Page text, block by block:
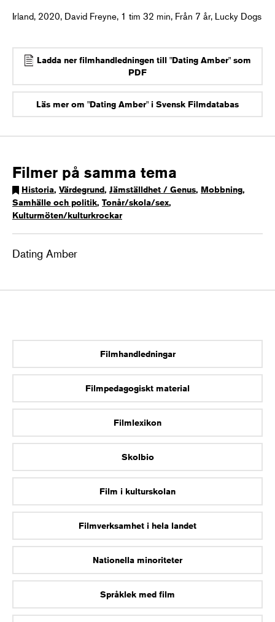
Irland, 2020, David Freyne, 1 tim 32 min, Från 7 år, Lucky Dogs
Ladda ner filmhandledningen till "Dating Amber" som
PDF
Läs mer om "Dating Amber" i Svensk Filmdatabas
Filmer på samma tema
Historia, Värdegrund, Jämställdhet / Genus, Mobbning,
Samhälle och politik, Tonår/skola/sex,
Kulturmöten/kulturkrockar
Dating Amber
Filmhandledningar
Filmpedagogiskt material
Filmlexikon
Skolbio
Film i kulturskolan
Filmverksamhet i hela landet
Nationella minoriteter
Språklek med film